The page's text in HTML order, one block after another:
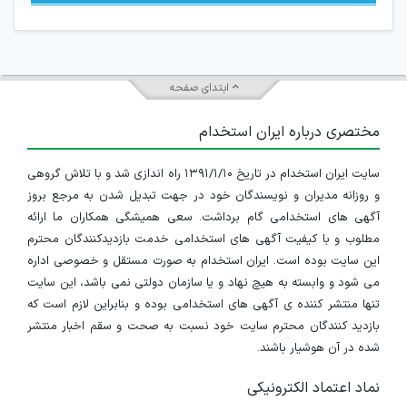
ابتدای صفحه
مختصری درباره ایران استخدام
سایت ایران استخدام در تاریخ ۱۳۹۱/۱/۱۰ راه اندازی شد و با تلاش گروهی
و روزانه مدیران و نویسندگان خود در جهت تبدیل شدن به مرجع بروز
آگهی های استخدامی گام برداشت. سعی همیشگی همکاران ما ارائه
مطلوب و با کیفیت آگهی های استخدامی خدمت بازدیدکنندگان محترم
این سایت بوده است. ایران استخدام به صورت مستقل و خصوصی اداره
می شود و وابسته به هیچ نهاد و یا سازمان دولتی نمی باشد، این سایت
تنها منتشر کننده ی آگهی های استخدامی بوده و بنابراین لازم است که
بازدید کنندگان محترم سایت خود نسبت به صحت و سقم اخبار منتشر
شده در آن هوشیار باشند.
نماد اعتماد الکترونیکی